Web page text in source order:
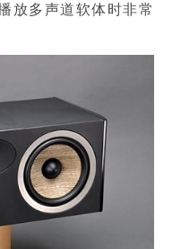
放多声道软体时非常